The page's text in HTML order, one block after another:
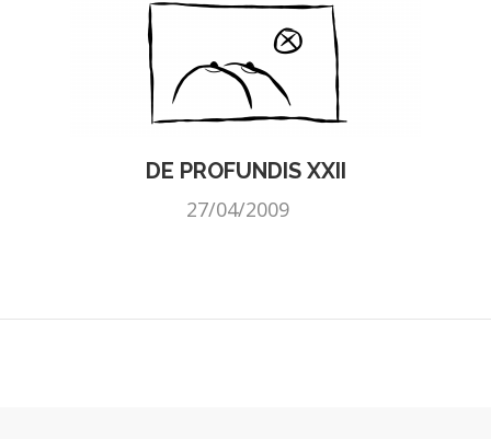
DE PROFUNDIS XXII
27/04/2009